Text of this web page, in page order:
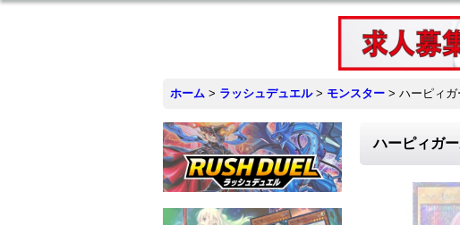
ホーム > ラッシュデュエル > モンスター > ハーピィガ
ハーピィガ